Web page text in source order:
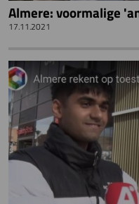
Almere: voormalige
17.11.2021